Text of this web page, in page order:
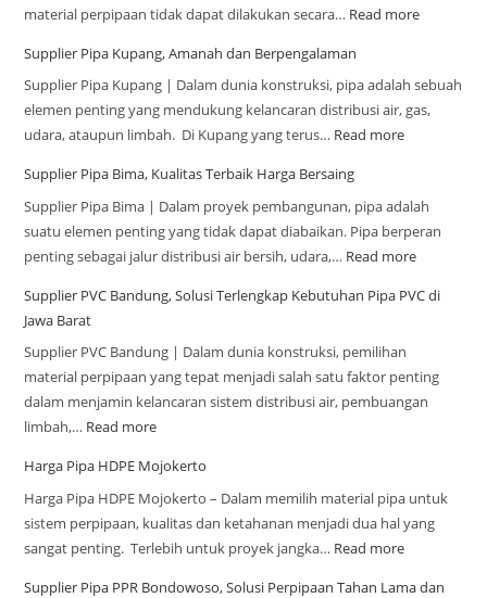
material perpipaan tidak dapat dilakukan secara… Read more
Supplier Pipa Kupang, Amanah dan Berpengalaman
Supplier Pipa Kupang | Dalam dunia konstruksi, pipa adalah sebuah
elemen penting yang mendukung kelancaran distribusi air, gas,
udara, ataupun limbah. Di Kupang yang terus… Read more
Supplier Pipa Bima, Kualitas Terbaik Harga Bersaing
Supplier Pipa Bima | Dalam proyek pembangunan, pipa adalah
suatu elemen penting yang tidak dapat diabaikan. Pipa berperan
penting sebagai jalur distribusi air bersih, udara,… Read more
Supplier PVC Bandung, Solusi Terlengkap Kebutuhan Pipa PVC di
Jawa Barat
Supplier PVC Bandung | Dalam dunia konstruksi, pemilihan
material perpipaan yang tepat menjadi salah satu faktor penting
dalam menjamin kelancaran sistem distribusi air, pembuangan
limbah,… Read more
Harga Pipa HDPE Mojokerto
Harga Pipa HDPE Mojokerto – Dalam memilih material pipa untuk
sistem perpipaan, kualitas dan ketahanan menjadi dua hal yang
sangat penting. Terlebih untuk proyek jangka… Read more
Supplier Pipa PPR Bondowoso, Solusi Perpipaan Tahan Lama dan